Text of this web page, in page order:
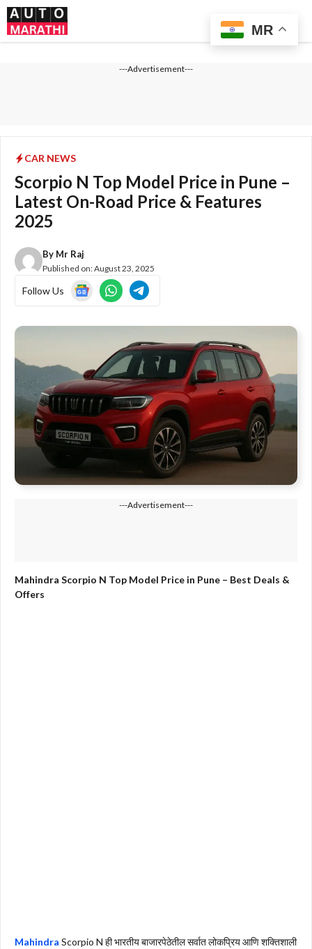
Skip
to
content
---Advertisement---
CAR NEWS
Scorpio N Top Model Price in Pune –
Latest On-Road Price & Features
2025
By Mr Raj
Published on:August 23, 2025
Follow Us
---Advertisement---
Mahindra Scorpio N Top Model Price in Pune – Best Deals &
Offers
Mahindra Scorpio N ही भारतीय बाजारपेठेतील सर्वात लोकप्रिय आणि शक्तिशाली
MR